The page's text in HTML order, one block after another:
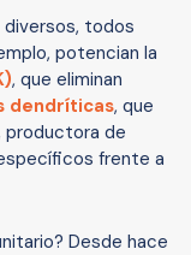
diversos, todos
potencian la
, que eliminan
dendríticas, que
productora de
frente a
Desde hace